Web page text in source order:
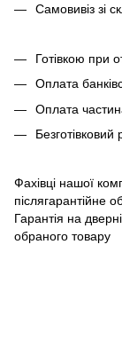
Самовивіз зі
Готівкою при
Оплата
Оплата
Безготівковий
Фахівці нашої
післягарантійне
Гарантія на
обраного товару